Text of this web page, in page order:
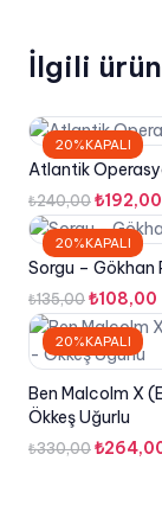
İlgili
20%KAPALI
Atlantik
₺240,00 Orijinal
fiyat:
₺240,00.
₺192,00
20%KAPALI
Sorgu – Gökhan
₺135,00 Orijinal
fiyat:
₺135,00.
₺108,00
20%KAPALI
Ben Malcolm X
Ökkeş Uğurlu
₺330,00 Orijinal
₺